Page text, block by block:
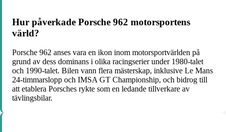
Hur påverkade Porsche 962 motorsportens
värld?
Porsche 962 anses vara en ikon inom motorsportvärlden på
grund av dess dominans i olika racingserier under 1980-talet
och 1990-talet. Bilen vann flera mästerskap, inklusive Le Mans
24-timmarslopp och IMSA GT Championship, och bidrog till
att etablera Porsches rykte som en ledande tillverkare av
tävlingsbilar.